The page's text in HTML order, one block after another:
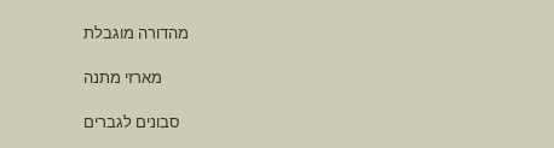
מהדורה מוגבלת
מארזי מתנה
סבונים לגברים